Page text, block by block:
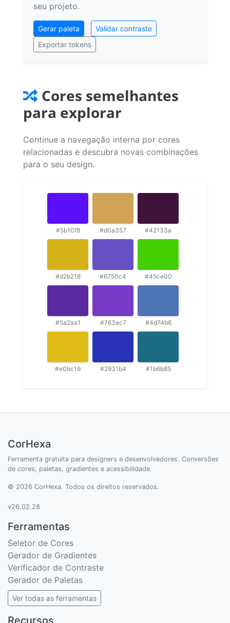
seu projeto.
Gerar paleta
Validar contraste
Exportar tokens
Cores semelhantes
para explorar
Continue a navegação interna por cores
relacionadas e descubra novas combinações
para o seu design.
#5b10f8 #d0a357 #42133a
#d2b218 #6750c4 #45ce00
#5a2aa1 #763ac7 #4d74b6
#e0bc19 #2931b4 #1b6b85
CorHexa
Ferramenta gratuita para designers e desenvolvedores. Conversões
de cores, paletas, gradientes e acessibilidade.
© 2026 CorHexa. Todos os direitos reservados.
v26.02.28
Ferramentas
Seletor de Cores
Gerador de Gradientes
Verificador de Contraste
Gerador de Paletas
Ver todas as ferramentas
Recursos